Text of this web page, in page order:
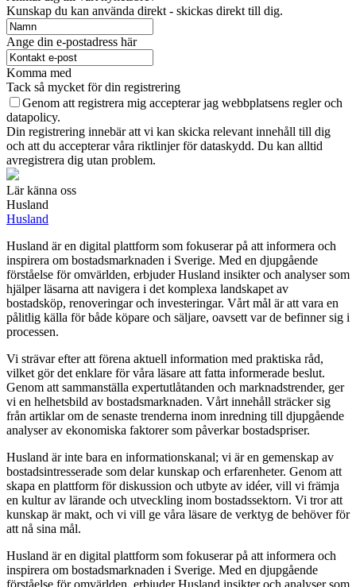
Kunskap du kan använda direkt - skickas direkt till dig.
Ange din e-postadress här
Komma med
Tack så mycket för din registrering
Genom att registrera mig accepterar jag webbplatsens regler och
datapolicy.
Din registrering innebär att vi kan skicka relevant innehåll till dig
och att du accepterar våra riktlinjer för dataskydd. Du kan alltid
avregistrera dig utan problem.
Lär känna oss
Husland
Husland
Husland är en digital plattform som fokuserar på att informera och
inspirera om bostadsmarknaden i Sverige. Med en djupgående
förståelse för omvärlden, erbjuder Husland insikter och analyser som
hjälper läsarna att navigera i det komplexa landskapet av
bostadsköp, renoveringar och investeringar. Vårt mål är att vara en
pålitlig källa för både köpare och säljare, oavsett var de befinner sig i
processen.
Vi strävar efter att förena aktuell information med praktiska råd,
vilket gör det enklare för våra läsare att fatta informerade beslut.
Genom att sammanställa expertutlåtanden och marknadstrender, ger
vi en helhetsbild av bostadsmarknaden. Vårt innehåll sträcker sig
från artiklar om de senaste trenderna inom inredning till djupgående
analyser av ekonomiska faktorer som påverkar bostadspriser.
Husland är inte bara en informationskanal; vi är en gemenskap av
bostadsintresserade som delar kunskap och erfarenheter. Genom att
skapa en plattform för diskussion och utbyte av idéer, vill vi främja
en kultur av lärande och utveckling inom bostadssektorn. Vi tror att
kunskap är makt, och vi vill ge våra läsare de verktyg de behöver för
att nå sina mål.
Husland är en digital plattform som fokuserar på att informera och
inspirera om bostadsmarknaden i Sverige. Med en djupgående